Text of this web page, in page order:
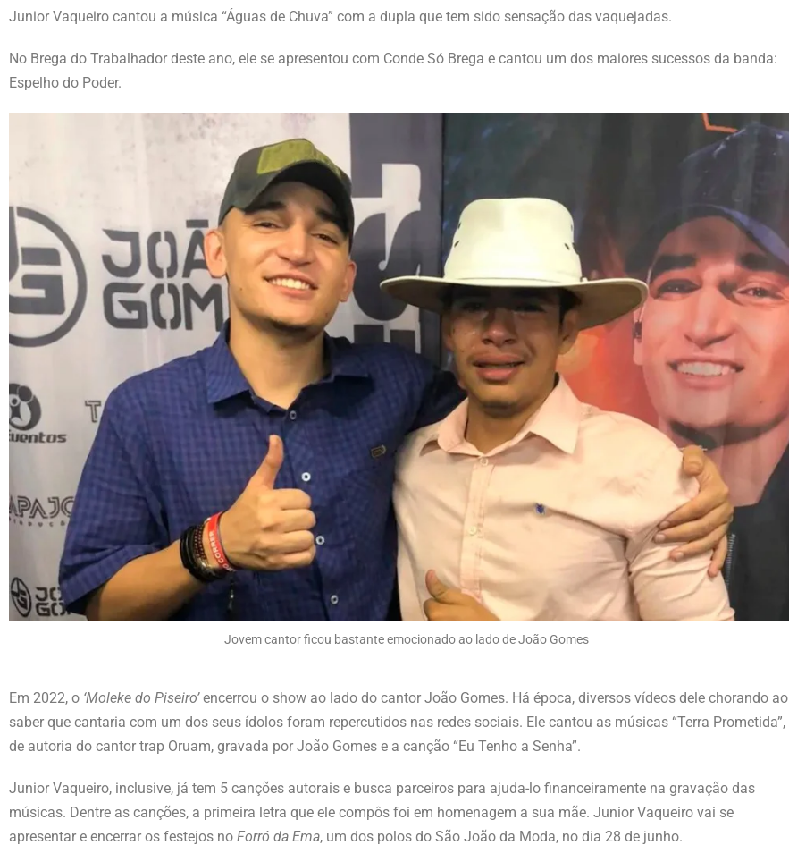
Junior Vaqueiro cantou a música “Águas de Chuva” com a dupla que tem sido sensação das vaquejadas.
No Brega do Trabalhador deste ano, ele se apresentou com Conde Só Brega e cantou um dos maiores sucessos da banda:
Espelho do Poder.
Jovem cantor ficou bastante emocionado ao lado de João Gomes
Em 2022, o ‘Moleke do Piseiro’encerrou o show ao lado do cantor João Gomes. Há época, diversos vídeos dele chorando ao
saber que cantaria com um dos seus ídolos foram repercutidos nas redes sociais. Ele cantou as músicas “Terra Prometida”,
de autoria do cantor trap Oruam, gravada por João Gomes e a canção “Eu Tenho a Senha”.
Junior Vaqueiro, inclusive, já tem 5 canções autorais e busca parceiros para ajuda-lo financeiramente na gravação das
músicas. Dentre as canções, a primeira letra que ele compôs foi em homenagem a sua mãe. Junior Vaqueiro vai se
apresentar e encerrar os festejos no Forró da Ema, um dos polos do São João da Moda, no dia 28 de junho.